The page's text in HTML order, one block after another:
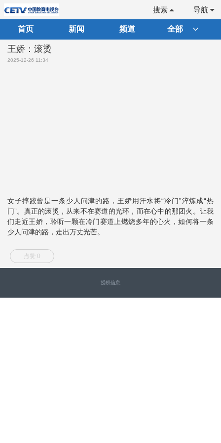
导航
搜索
首页 新闻 频道 全部
王娇：滚烫
2025-12-26 11:34
女子摔跤曾是一条少人问津的路，王娇用汗水将“冷门”淬炼成“热
门”。真正的滚烫，从来不在赛道的光环，而在心中的那团火。让我
们走近王娇，聆听一颗在冷门赛道上燃烧多年的心火，如何将一条
少人问津的路，走出万丈光芒。
点赞 0
授权信息